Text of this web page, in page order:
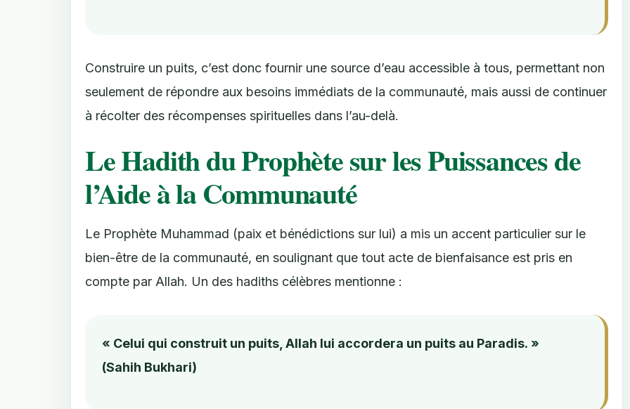
Construire un puits, c’est donc fournir une source d’eau accessible à tous, permettant non
seulement de répondre aux besoins immédiats de la communauté, mais aussi de continuer
à récolter des récompenses spirituelles dans l’au-delà.
Le Hadith du Prophète sur les Puissances de
l’Aide à la Communauté
Le Prophète Muhammad (paix et bénédictions sur lui) a mis un accent particulier sur le
bien-être de la communauté, en soulignant que tout acte de bienfaisance est pris en
compte par Allah. Un des hadiths célèbres mentionne :
« Celui qui construit un puits, Allah lui accordera un puits au Paradis. »
(Sahih Bukhari)